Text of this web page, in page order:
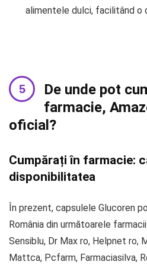
alimentele dulci, facilitând o
De unde pot
farmacie,
oficial?
Cumpărați în farmacie:
disponibilitatea
În prezent, capsulele Glucoren
România din următoarele
Sensiblu, Dr Max ro, Helpnet ro,
Mattca, Pcfarm, Farmaciasilva,